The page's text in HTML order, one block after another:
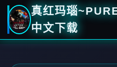
真红玛瑙
中文下载